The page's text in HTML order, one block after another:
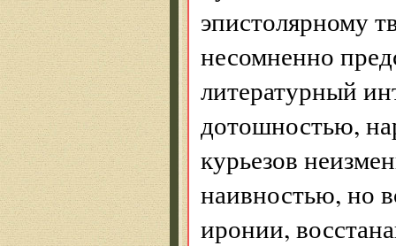
эпистолярному
несомненно
литературный
дотошностью,
курьезов
наивностью, но
иронии,